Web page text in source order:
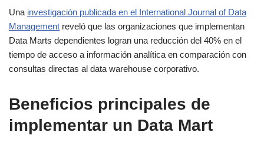
Una investigación publicada en el International Journal of Data
Management reveló que las organizaciones que implementan
Data Marts dependientes logran una reducción del 40% en el
tiempo de acceso a información analítica en comparación con
consultas directas al data warehouse corporativo.
Beneficios principales de
implementar un Data Mart